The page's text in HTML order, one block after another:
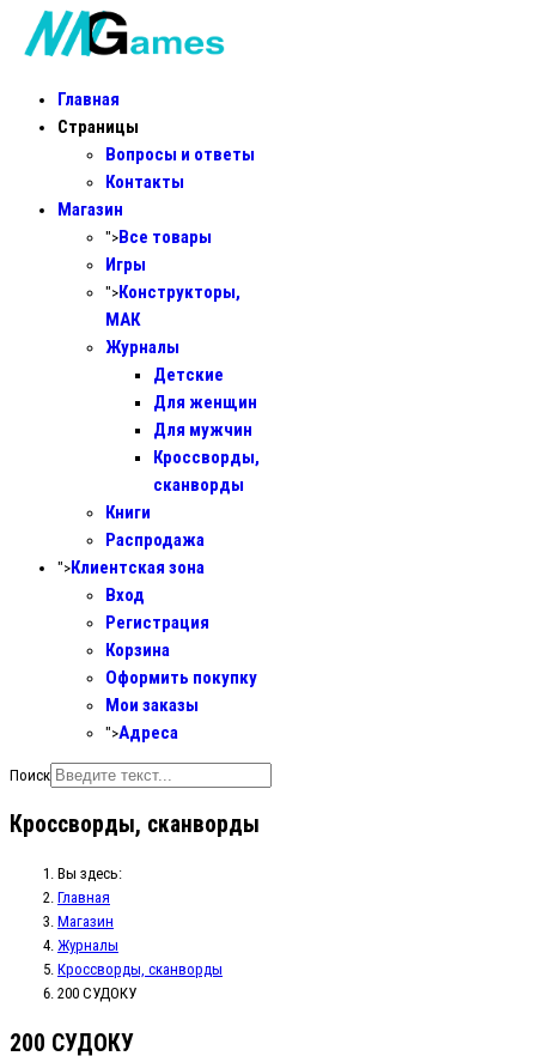
Главная
Страницы
Вопросы и ответы
Контакты
Магазин
">Все товары
Игры
">Конструкторы,
МАК
Журналы
Детские
Для женщин
Для мужчин
Кроссворды,
сканворды
Книги
Распродажа
">Клиентская зона
Вход
Регистрация
Корзина
Оформить покупку
Мои заказы
">Адреса
Поиск
Кроссворды, сканворды
Вы здесь:
Главная
Магазин
Журналы
Кроссворды, сканворды
200 СУДОКУ
200 СУДОКУ